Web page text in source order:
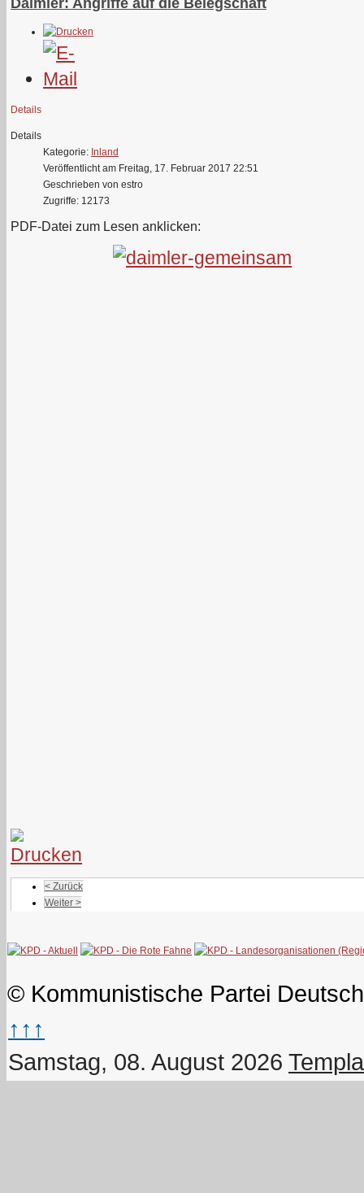
Details
Details
Kategorie: Inland
Veröffentlicht am Freitag, 17. Februar 2017 22:51
Geschrieben von estro
Zugriffe: 12173
PDF-Datei zum Lesen anklicken:
< Zurück
Weiter >
© Kommunistische Partei
↑↑↑
Samstag, 08. August 2026